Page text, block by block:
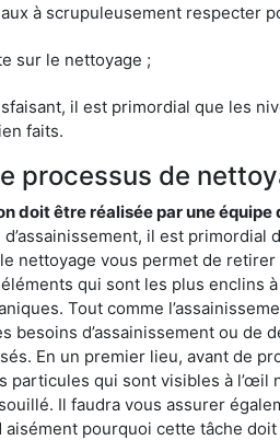
à scrupuleusement respecter
sur le nettoyage ;
il est primordial que les
faits.
processus de
doit être réalisée par une équipe
il est
nettoyage vous permet de
qui sont les plus enclins
Tout comme
besoins d’assainissement ou de
En un premier lieu, avant de
particules qui sont visibles à
Il faudra vous assurer
aisément pourquoi cette tâche